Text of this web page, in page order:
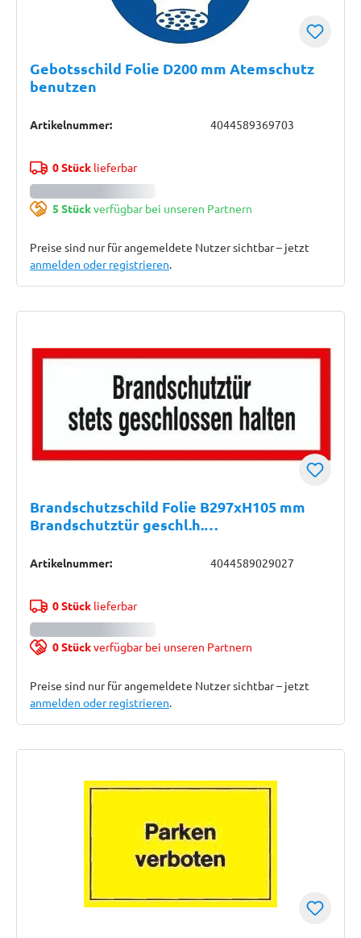
Gebotsschild Folie D200 mm Atemschutz
benutzen
Artikelnummer: 4044589369703
0 Stücklieferbar
5 Stückverfügbar bei unseren Partnern
Preise sind nur für angemeldete Nutzer sichtbar – jetzt
anmelden oder registrieren.
Brandschutzschild Folie B297xH105 mm
Brandschutztür geschl.h.
Artikelnummer: 4044589029027
0 Stücklieferbar
0 Stückverfügbar bei unseren Partnern
Preise sind nur für angemeldete Nutzer sichtbar – jetzt
anmelden oder registrieren.